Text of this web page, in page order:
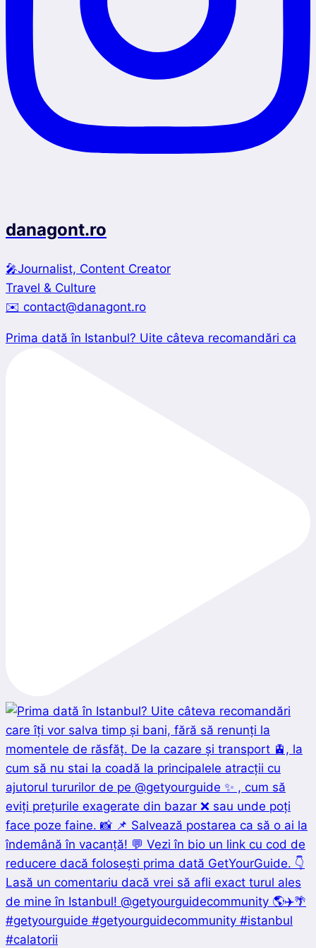
danagont.ro
🎤Journalist, Content Creator
Travel & Culture
✉️ contact@danagont.ro
Prima dată în Istanbul? Uite câteva recomandări ca